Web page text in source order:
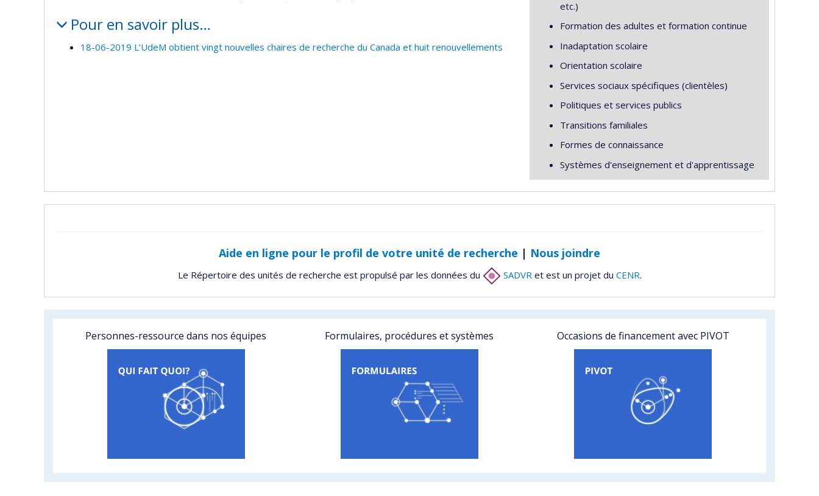
Pour en savoir plus…
18-06-2019 L’UdeM obtient vingt nouvelles chaires de recherche du Canada et huit renouvellements
etc.)
Formation des adultes et formation continue
Inadaptation scolaire
Orientation scolaire
Services sociaux spécifiques (clientèles)
Politiques et services publics
Transitions familiales
Formes de connaissance
Systèmes d'enseignement et d'apprentissage
Aide en ligne pour le profil de votre unité de recherche | Nous joindre
Le Répertoire des unités de recherche est propulsé par les données du SADVR et est un projet du CENR.
Personnes-ressource dans nos équipes Formulaires, procédures et systèmes Occasions de financement avec PIVOT